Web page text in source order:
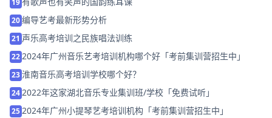
19
20编导艺考最新形势分析
21 声乐高考培训之民族唱法训练
222024年广州音乐艺考培训机构哪个好「考前集训营招生中」
23淮南音乐高考培训学校哪个好？
242022年这家湖北音乐专业集训班/学校「免费试听」
252024年广州小提琴艺考培训机构「考前集训营招生中」